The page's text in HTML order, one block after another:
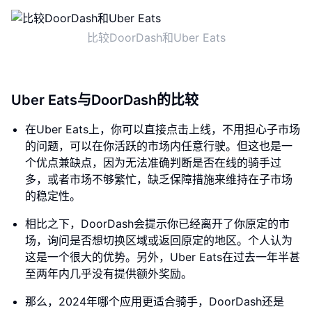
比较DoorDash和Uber Eats
Uber Eats与DoorDash的比较
在Uber Eats上，你可以直接点击上线，不用担心子市场
的问题，可以在你活跃的市场内任意行驶。但这也是一
个优点兼缺点，因为无法准确判断是否在线的骑手过
多，或者市场不够繁忙，缺乏保障措施来维持在子市场
的稳定性。
相比之下，DoorDash会提示你已经离开了你原定的市
场，询问是否想切换区域或返回原定的地区。个人认为
这是一个很大的优势。另外，Uber Eats在过去一年半甚
至两年内几乎没有提供额外奖励。
那么，2024年哪个应用更适合骑手，DoorDash还是